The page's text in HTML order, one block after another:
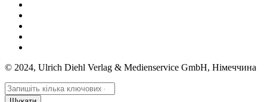
© 2024, Ulrich Diehl Verlag & Medienservice GmbH, Німеччина